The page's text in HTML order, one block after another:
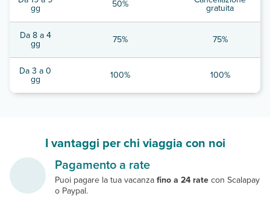
gg 50% gratuita
Da 8 a 4
gg 75% 75%
Da 3 a 0
gg 100% 100%
I vantaggi per chi viaggia con noi
Pagamento a rate
Puoi pagare la tua vacanzafino a 24 ratecon Scalapay
o Paypal.